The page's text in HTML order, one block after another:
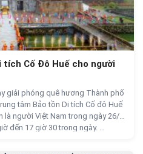
tích Cố Đô Huế cho người
giải phóng quê hương Thành phố
tâm Bảo tồn Di tích Cố đô Huế
người Việt Nam trong ngày 26/3.
đến 17 giờ 30 trong ngày. …